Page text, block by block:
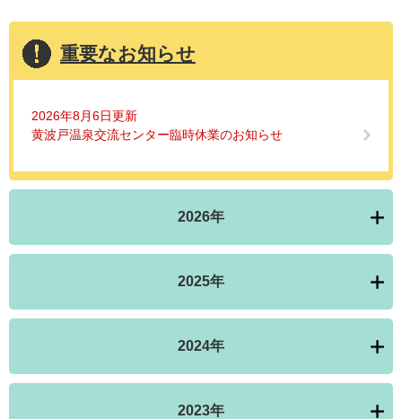
重要なお知らせ
2026年8月6日更新
黄波戸温泉交流センター臨時休業のお知らせ
2026年
2025年
2024年
2023年